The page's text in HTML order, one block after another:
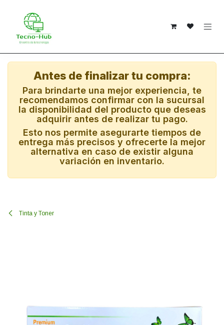
Antes de finalizar tu compra:
Para brindarte una mejor experiencia, te
recomendamos confirmar con la sucursal
la disponibilidad del producto que deseas
adquirir antes de realizar tu pago.
Esto nos permite asegurarte tiempos de
entrega más precisos y ofrecerte la mejor
alternativa en caso de existir alguna
variación en inventario.
Tinta y Toner